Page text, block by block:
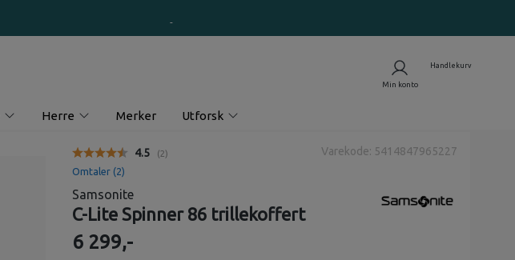
Herre Merker Utforsk
Gjennomsnittskarakter:
4.5 (stemmer:
2)
Omtaler (2)
Varekode: 5414847965227
Samsonite
C-Lite Spinner 86 trillekoffert
6 299,-